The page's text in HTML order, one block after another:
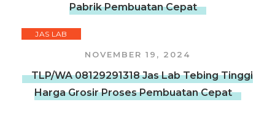
Pabrik Pembuatan Cepat
JAS LAB
NOVEMBER 19, 2024
TLP/WA 08129291318 Jas Lab Tebing Tinggi
Harga Grosir Proses Pembuatan Cepat